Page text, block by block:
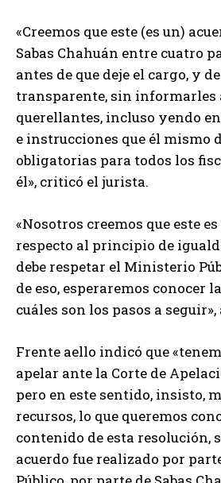
«Creemos que este (es un)
Sabas Chahuán entre cuatro
antes de que deje el cargo, y
transparente, sin informarles
querellantes, incluso yendo
e instrucciones que él mismo
obligatorias para todos los
él», criticó el jurista.
«Nosotros creemos que este
respecto al principio de
debe respetar el Ministerio
de eso, esperaremos conocer
cuáles son los pasos a seguir»,
Frente aello indicó que
apelar ante la Corte de
pero en este sentido, insisto,
recursos, lo que queremos
contenido de esta resolución,
acuerdo fue realizado por